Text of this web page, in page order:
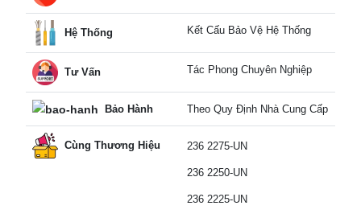
Hệ Thống Kết Cấu Bảo Vệ Hệ Thống
Tư Vấn Tác Phong Chuyên Nghiệp
Bảo Hành Theo Quy Định Nhà Cung Cấp
Cùng Thương Hiệu 236 2275-UN
236 2250-UN
236 2225-UN